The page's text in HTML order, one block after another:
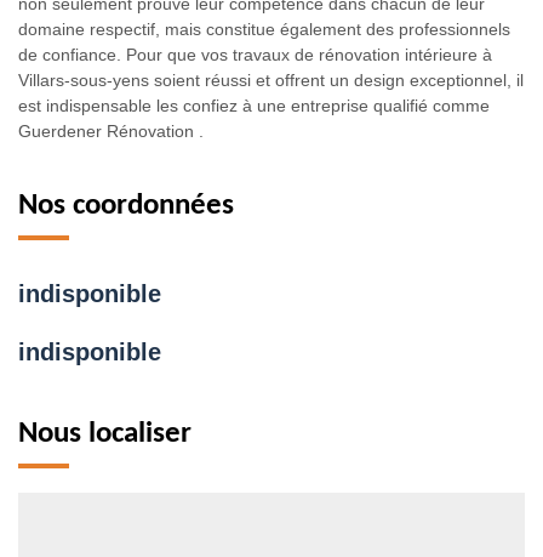
non seulement prouvé leur compétence dans chacun de leur
domaine respectif, mais constitue également des professionnels
de confiance. Pour que vos travaux de rénovation intérieure à
Villars-sous-yens soient réussi et offrent un design exceptionnel, il
est indispensable les confiez à une entreprise qualifié comme
Guerdener Rénovation .
Nos coordonnées
indisponible
indisponible
Nous localiser